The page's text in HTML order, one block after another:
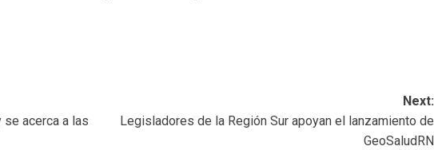
se acerca a las
Next:
Legisladores de la Región Sur apoyan el lanzamiento de
GeoSaludRN